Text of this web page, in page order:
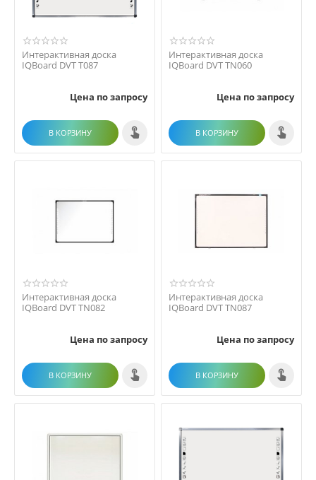
Интерактивная доска
IQBoard DVT T087
Цена по запросу
В КОРЗИНУ
Интерактивная доска
IQBoard DVT TN060
Цена по запросу
В КОРЗИНУ
Интерактивная доска
IQBoard DVT TN082
Цена по запросу
В КОРЗИНУ
Интерактивная доска
IQBoard DVT TN087
Цена по запросу
В КОРЗИНУ